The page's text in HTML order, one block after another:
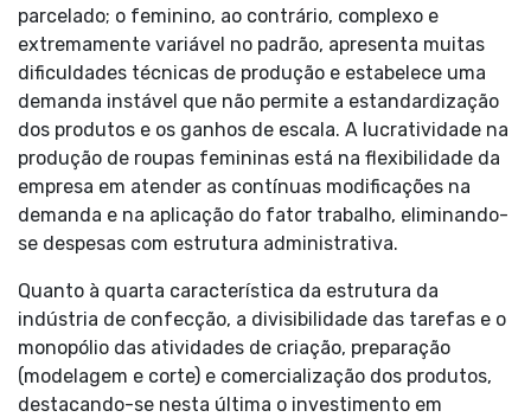
parcelado; o feminino, ao contrário, complexo e
extremamente variável no padrão, apresenta muitas
dificuldades técnicas de produção e estabelece uma
demanda instável que não permite a estandardização
dos produtos e os ganhos de escala. A lucratividade na
produção de roupas femininas está na flexibilidade da
empresa em atender as contínuas modificações na
demanda e na aplicação do fator trabalho, eliminando-
se despesas com estrutura administrativa.
Quanto à quarta característica da estrutura da
indústria de confecção, a divisibilidade das tarefas e o
monopólio das atividades de criação, preparação
(modelagem e corte) e comercialização dos produtos,
destacando-se nesta última o investimento em